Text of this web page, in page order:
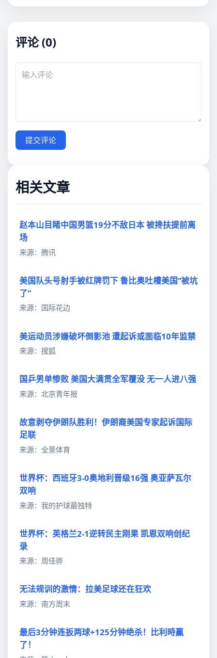
评论 (0)
提交评论
相关文章
赵本山目睹中国男篮19分不敌日本 被搀扶提前离
场
来源：腾讯
美国队头号射手被红牌罚下 鲁比奥吐槽美国“被坑
了”
来源：国际花边
美运动员涉嫌破坏倒影池 遭起诉或面临10年监禁
来源：搜狐
国乒男单惨败 美国大满贯全军覆没 无一人进八强
来源：北京青年报
故意剥夺伊朗队胜利！伊朗裔美国专家起诉国际
足联
来源：全景体育
世界杯：西班牙3-0奥地利晋级16强 奥亚萨瓦尔
双响
来源：我的护球最独特
世界杯：英格兰2-1逆转民主刚果 凯恩双响创纪
录
来源：周佳骅
无法规训的激情：拉美足球还在狂欢
来源：南方周末
最后3分钟连扳两球+125分钟绝杀！比利時贏
了！